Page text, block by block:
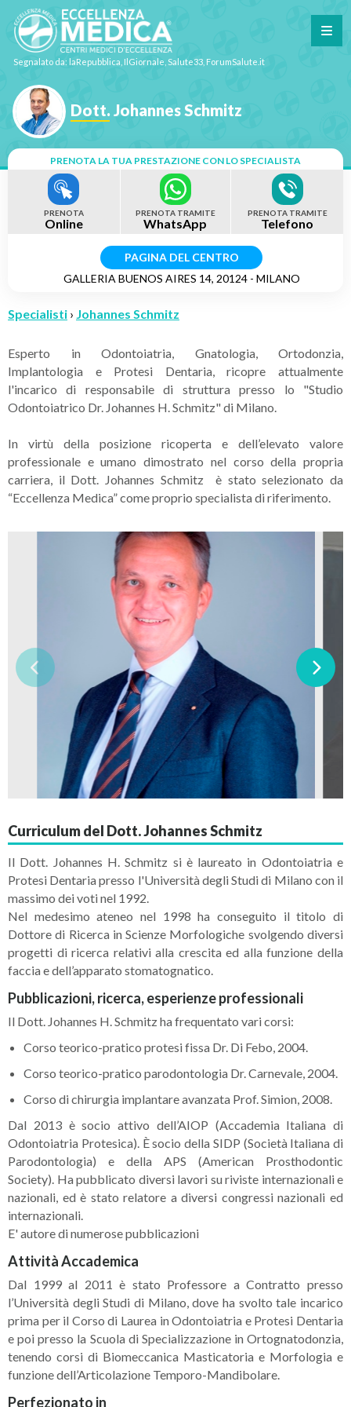
Segnalato da: laRepubblica, IlGiornale, Salute33, ForumSalute.it
Dott. Johannes Schmitz
PRENOTA LA TUA PRESTAZIONE CON LO SPECIALISTA
PRENOTA
Online
PRENOTA TRAMITE
WhatsApp
PRENOTA TRAMITE
Telefono
PAGINA DEL CENTRO
GALLERIA BUENOS AIRES 14, 20124 - MILANO
Specialisti › Johannes Schmitz
Esperto in Odontoiatria, Gnatologia, Ortodonzia,
Implantologia e Protesi Dentaria, ricopre attualmente
l'incarico di responsabile di struttura presso lo "Studio
Odontoiatrico Dr. Johannes H. Schmitz" di Milano.
In virtù della posizione ricoperta e dell’elevato valore
professionale e umano dimostrato nel corso della propria
carriera, il Dott. Johannes Schmitz è stato selezionato da
“Eccellenza Medica” come proprio specialista di riferimento.
Curriculum del Dott. Johannes Schmitz
Il Dott. Johannes H. Schmitz si è laureato in Odontoiatria e
Protesi Dentaria presso l'Università degli Studi di Milano con il
massimo dei voti nel 1992.
Nel medesimo ateneo nel 1998 ha conseguito il titolo di
Dottore di Ricerca in Scienze Morfologiche svolgendo diversi
progetti di ricerca relativi alla crescita ed alla funzione della
faccia e dell’apparato stomatognatico.
Pubblicazioni, ricerca, esperienze professionali
Il Dott. Johannes H. Schmitz ha frequentato vari corsi:
Corso teorico-pratico protesi fissa Dr. Di Febo, 2004.
Corso teorico-pratico parodontologia Dr. Carnevale, 2004.
Corso di chirurgia implantare avanzata Prof. Simion, 2008.
Dal 2013 è socio attivo dell’AIOP (Accademia Italiana di
Odontoiatria Protesica). È socio della SIDP (Società Italiana di
Parodontologia) e della APS (American Prosthodontic
Society). Ha pubblicato diversi lavori su riviste internazionali e
nazionali, ed è stato relatore a diversi congressi nazionali ed
internazionali.
E' autore di numerose pubblicazioni
Attività Accademica
Dal 1999 al 2011 è stato Professore a Contratto presso
l’Università degli Studi di Milano, dove ha svolto tale incarico
prima per il Corso di Laurea in Odontoiatria e Protesi Dentaria
e poi presso la Scuola di Specializzazione in Ortognatodonzia,
tenendo corsi di Biomeccanica Masticatoria e Morfologia e
funzione dell’Articolazione Temporo-Mandibolare.
Perfezionato in